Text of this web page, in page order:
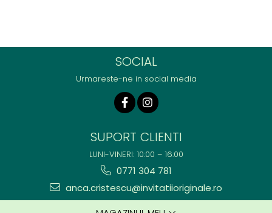
SOCIAL
Urmareste-ne in social media
SUPORT CLIENTI
LUNI-VINERI: 10:00 – 16:00
0771 304 781
anca.cristescu@invitatiioriginale.ro